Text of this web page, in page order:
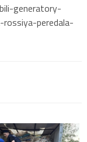
generatory-
peredala-